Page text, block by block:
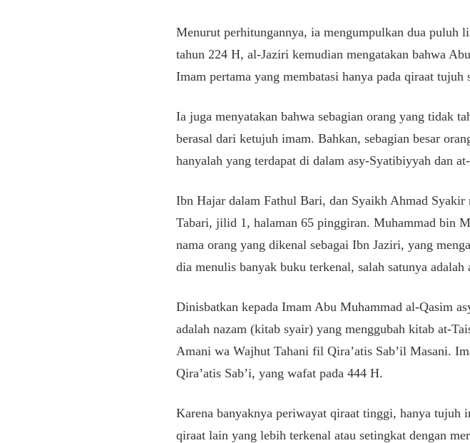
Menurut perhitungannya, ia mengumpulkan dua puluh
tahun 224 H, al-Jaziri kemudian mengatakan bahwa
Imam pertama yang membatasi hanya pada qiraat tujuh
Ia juga menyatakan bahwa sebagian orang yang tidak
berasal dari ketujuh imam. Bahkan, sebagian besar
hanyalah yang terdapat di dalam asy-Syatibiyyah dan
Ibn Hajar dalam Fathul Bari, dan Syaikh Ahmad Syakir
Tabari, jilid 1, halaman 65 pinggiran. Muhammad bin
nama orang yang dikenal sebagai Ibn Jaziri, yang
dia menulis banyak buku terkenal, salah satunya
Dinisbatkan kepada Imam Abu Muhammad al-Qasim
adalah nazam (kitab syair) yang menggubah kitab at-
Amani wa Wajhut Tahani fil Qira’atis Sab’il Masani.
Qira’atis Sab’i, yang wafat pada 444 H.
Karena banyaknya periwayat qiraat tinggi, hanya tujuh
qiraat lain yang lebih terkenal atau setingkat dengan